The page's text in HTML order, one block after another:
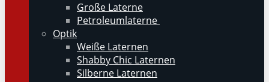
Große Laterne
Petroleumlaterne
Optik
Weiße Laternen
Shabby Chic Laternen
Silberne Laternen